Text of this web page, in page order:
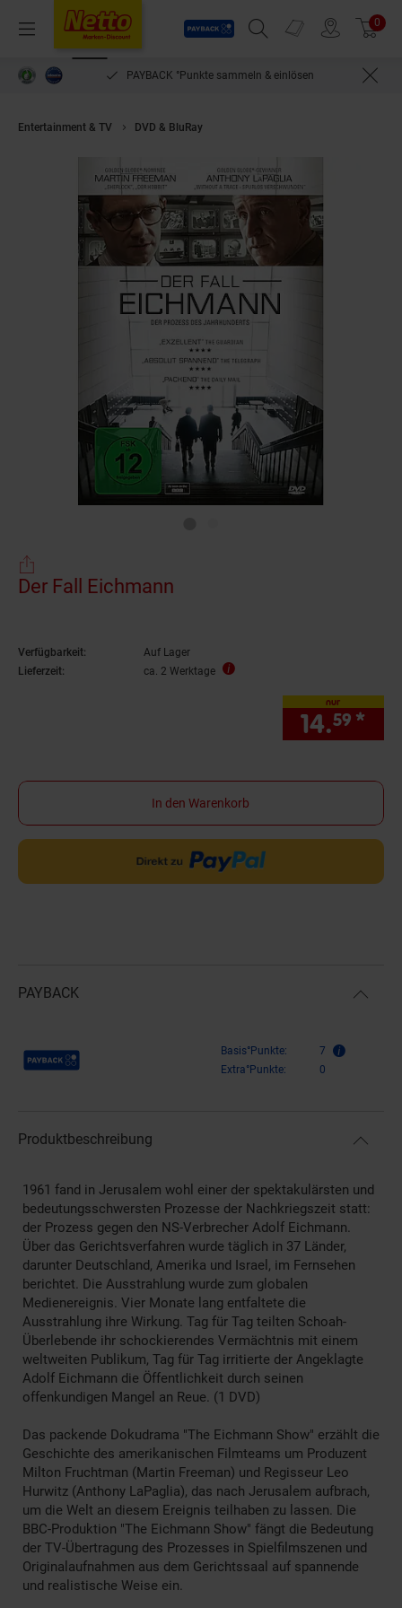
Menü
Payback
Suchfeld einblenden
Prospekte 0
PAYBACK °Punkte sammeln & einlösen
Entertainment & TV DVD & BluRay
Der Fall Eichmann
Verfügbarkeit:
Auf Lager
Lieferzeit:
ca. 2 Werktage
nur
14.59 *
In den Warenkorb
PAYBACK
Payback Punkte Basis°Punkte:
7
Extra°Punkte:
0
Produktbeschreibung
1961 fand in Jerusalem wohl einer der spektakulärsten und
bedeutungsschwersten Prozesse der Nachkriegszeit statt:
der Prozess gegen den NS-Verbrecher Adolf Eichmann.
Über das Gerichtsverfahren wurde täglich in 37 Länder,
darunter Deutschland, Amerika und Israel, im Fernsehen
berichtet. Die Ausstrahlung wurde zum globalen
Medienereignis. Vier Monate lang entfaltete die
Ausstrahlung ihre Wirkung. Tag für Tag teilten Schoah-
Überlebende ihr schockierendes Vermächtnis mit einem
weltweiten Publikum, Tag für Tag irritierte der Angeklagte
Adolf Eichmann die Öffentlichkeit durch seinen
offenkundigen Mangel an Reue. (1 DVD)
Das packende Dokudrama "The Eichmann Show" erzählt die
Geschichte des amerikanischen Filmteams um Produzent
Milton Fruchtman (Martin Freeman) und Regisseur Leo
Hurwitz (Anthony LaPaglia), das nach Jerusalem aufbrach,
um die Welt an diesem Ereignis teilhaben zu lassen. Die
BBC-Produktion "The Eichmann Show" fängt die Bedeutung
der TV-Übertragung des Prozesses in Spielfilmszenen und
Originalaufnahmen aus dem Gerichtssaal auf spannende
und realistische Weise ein.